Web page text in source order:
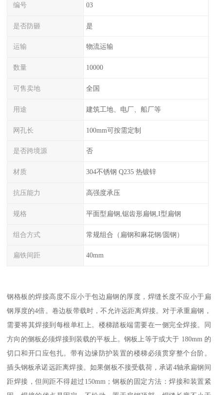
编号 03
是否防砸 是
运输 物流运输
数量 10000
可售卖地 全国
用途 建筑工地、电厂、船厂等
网孔长 100mm可按需定制
是否跨境源 否
材质 304不锈钢 Q235 热镀锌
抗压能力 高强度承压
规格 平面型扁钢,锯齿形扁钢,I型扁钢
组合方式 常规组合（扁钢和麻花钢/圆钢）
扁铁间距 40mm
钢格板的焊接高度不应小于包边扁钢的厚度，焊缝长度不应小于扁
钢厚度的4倍。卷边板带载时，不允许远距离焊接。对于承重扁钢，
需要将其焊接到每根单杠上。楼梯踏板端需要在一侧完全焊接。同
方向的侧板必须焊接到装载的平板上。钢板上等于或大于 180mm 的
切口和开口应包扎。带有边缘防护装置的楼梯必须贯穿整个台阶。
插头钢板承诺远距离焊接。如果侧板不接受载荷，承诺4轴承扁钢间
距焊接，但间距不得超过150mm；钢板的固定方法：焊接和装置紧